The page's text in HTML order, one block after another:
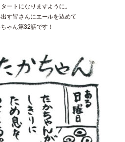
ートになりますように。
す皆さんにエールを込めて
ゃん第32話です！